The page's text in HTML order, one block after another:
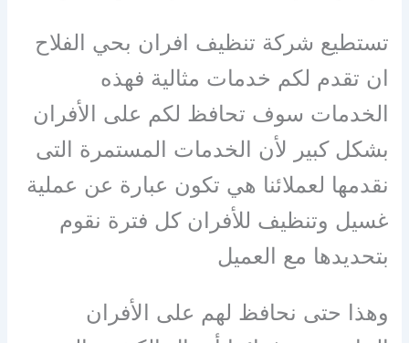
تستطيع شركة تنظيف افران بحي الفلاح
ان تقدم لكم خدمات مثالية فهذه
الخدمات سوف تحافظ لكم على الأفران
بشكل كبير لأن الخدمات المستمرة التى
نقدمها لعملائنا هي تكون عبارة عن عملية
غسيل وتنظيف للأفران كل فترة نقوم
بتحديدها مع العميل
وهذا حتى نحافظ لهم على الأفران